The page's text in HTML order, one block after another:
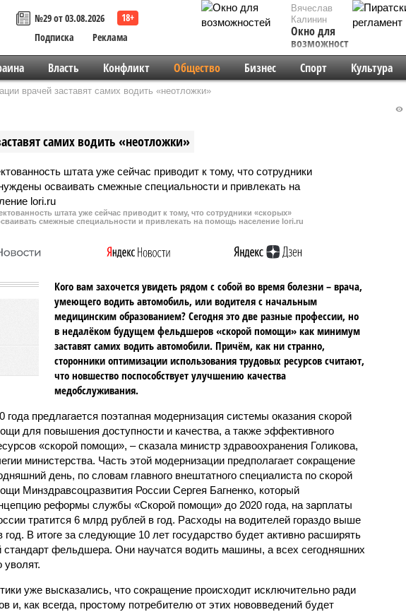
№29 от 03.08.2026
Подписка
Реклама
Вячеслав
Калинин
Окно для
возможностей
Власть Конфликт Общество Бизнес Спорт Культура
врачей заставят самих водить «неотложки»
самих водить «неотложки»
штата уже сейчас приводит к тому, что сотрудники «скорых»
смежные специальности и привлекать на помощь население lori.ru
Кого вам захочется увидеть рядом с собой во время болезни – врача,
умеющего водить автомобиль, или водителя с начальным
медицинским образованием? Сегодня это две разные профессии, но
в недалёком будущем фельдшеров «скорой помощи» как минимум
заставят самих водить автомобили. Причём, как ни странно,
сторонники оптимизации использования трудовых ресурсов считают,
что новшество поспособствует улучшению качества
медобслуживания.
года предлагается поэтапная модернизация системы оказания скорой
для повышения доступности и качества, а также эффективного
«скорой помощи», – сказала министр здравоохранения Голикова,
министерства. Часть этой модернизации предполагает сокращение
день, по словам главного внештатного специалиста по скорой
Минздравсоцразвития России Сергея Багненко, который
реформы службы «Скорой помощи» до 2020 года, на зарплаты
тратится 6 млрд рублей в год. Расходы на водителей гораздо выше
В итоге за следующие 10 лет государство будет активно расширять
стандарт фельдшера. Они научатся водить машины, а всех сегодняшних
уволят.
уже высказались, что сокращение происходит исключительно ради
и, как всегда, простому потребителю от этих нововведений будет